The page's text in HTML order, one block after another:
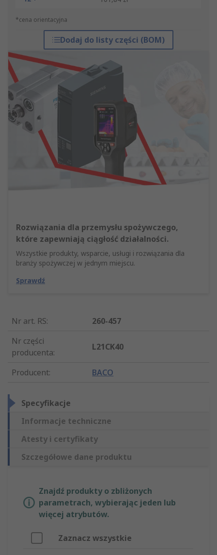
*cena orientacyjna
Dodaj do listy części (BOM)
Rozwiązania dla przemysłu spożywczego,
które zapewniają ciągłość działalności.
Wszystkie produkty, wsparcie, usługi i rozwiązania dla
branży spożywczej w jednym miejscu.
Sprawdź
Nr art. RS:
260-457
Nr części
producenta:
L21CK40
Producent: BACO
Specyfikacje
Informacje techniczne
Atesty i certyfikaty
Szczegółowe dane produktu
Znajdź produkty o zbliżonych
parametrach, wybierając jeden lub
więcej atrybutów.
Zaznacz wszystkie